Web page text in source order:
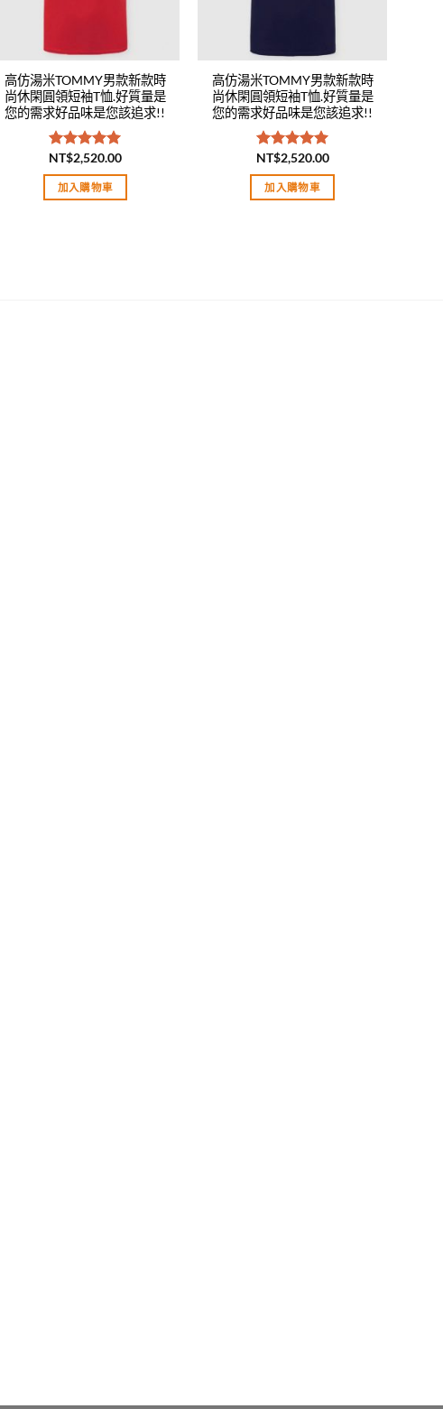
高仿湯米TOMMY男款新款時
尚休閑圓領短袖T恤.好質量是
您的需求好品味是您該追求!!
評分5.00
滿分 5
NT$2,520.00
加入購物車
高仿湯米TOMMY男款新款時
尚休閑圓領短袖T恤.好質量是
您的需求好品味是您該追求!!
評分5.00
滿分 5
NT$2,520.00
加入購物車